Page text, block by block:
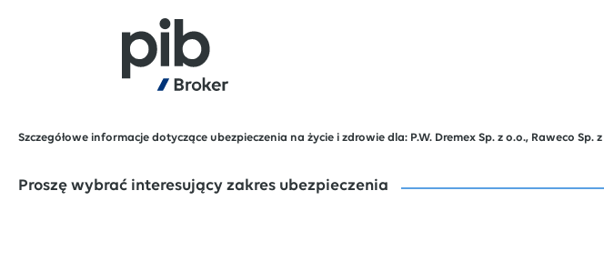
Szczegółowe informacje dotyczące ubezpieczenia na życie i zdrowie dla: P.W. Dremex Sp. z o.o., Raweco Sp. z
Proszę wybrać interesujący zakres ubezpieczenia